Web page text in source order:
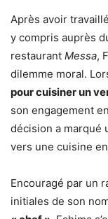
Après avoir
y compris auprès
restaurant Messa,
dilemme moral.
pour cuisiner un
son engagement
décision a marqué
vers une cuisine
Encouragé par un